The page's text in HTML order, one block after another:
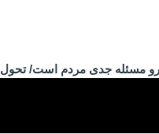
مسئله جدی مردم است/